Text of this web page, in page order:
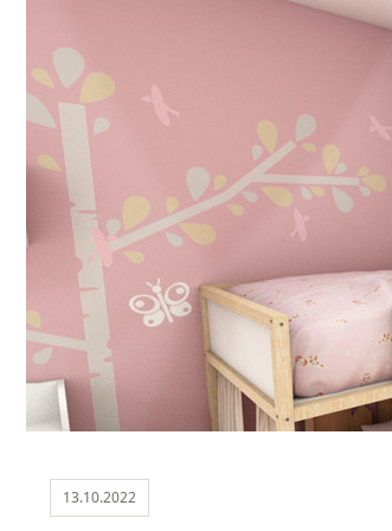
13.10.2022